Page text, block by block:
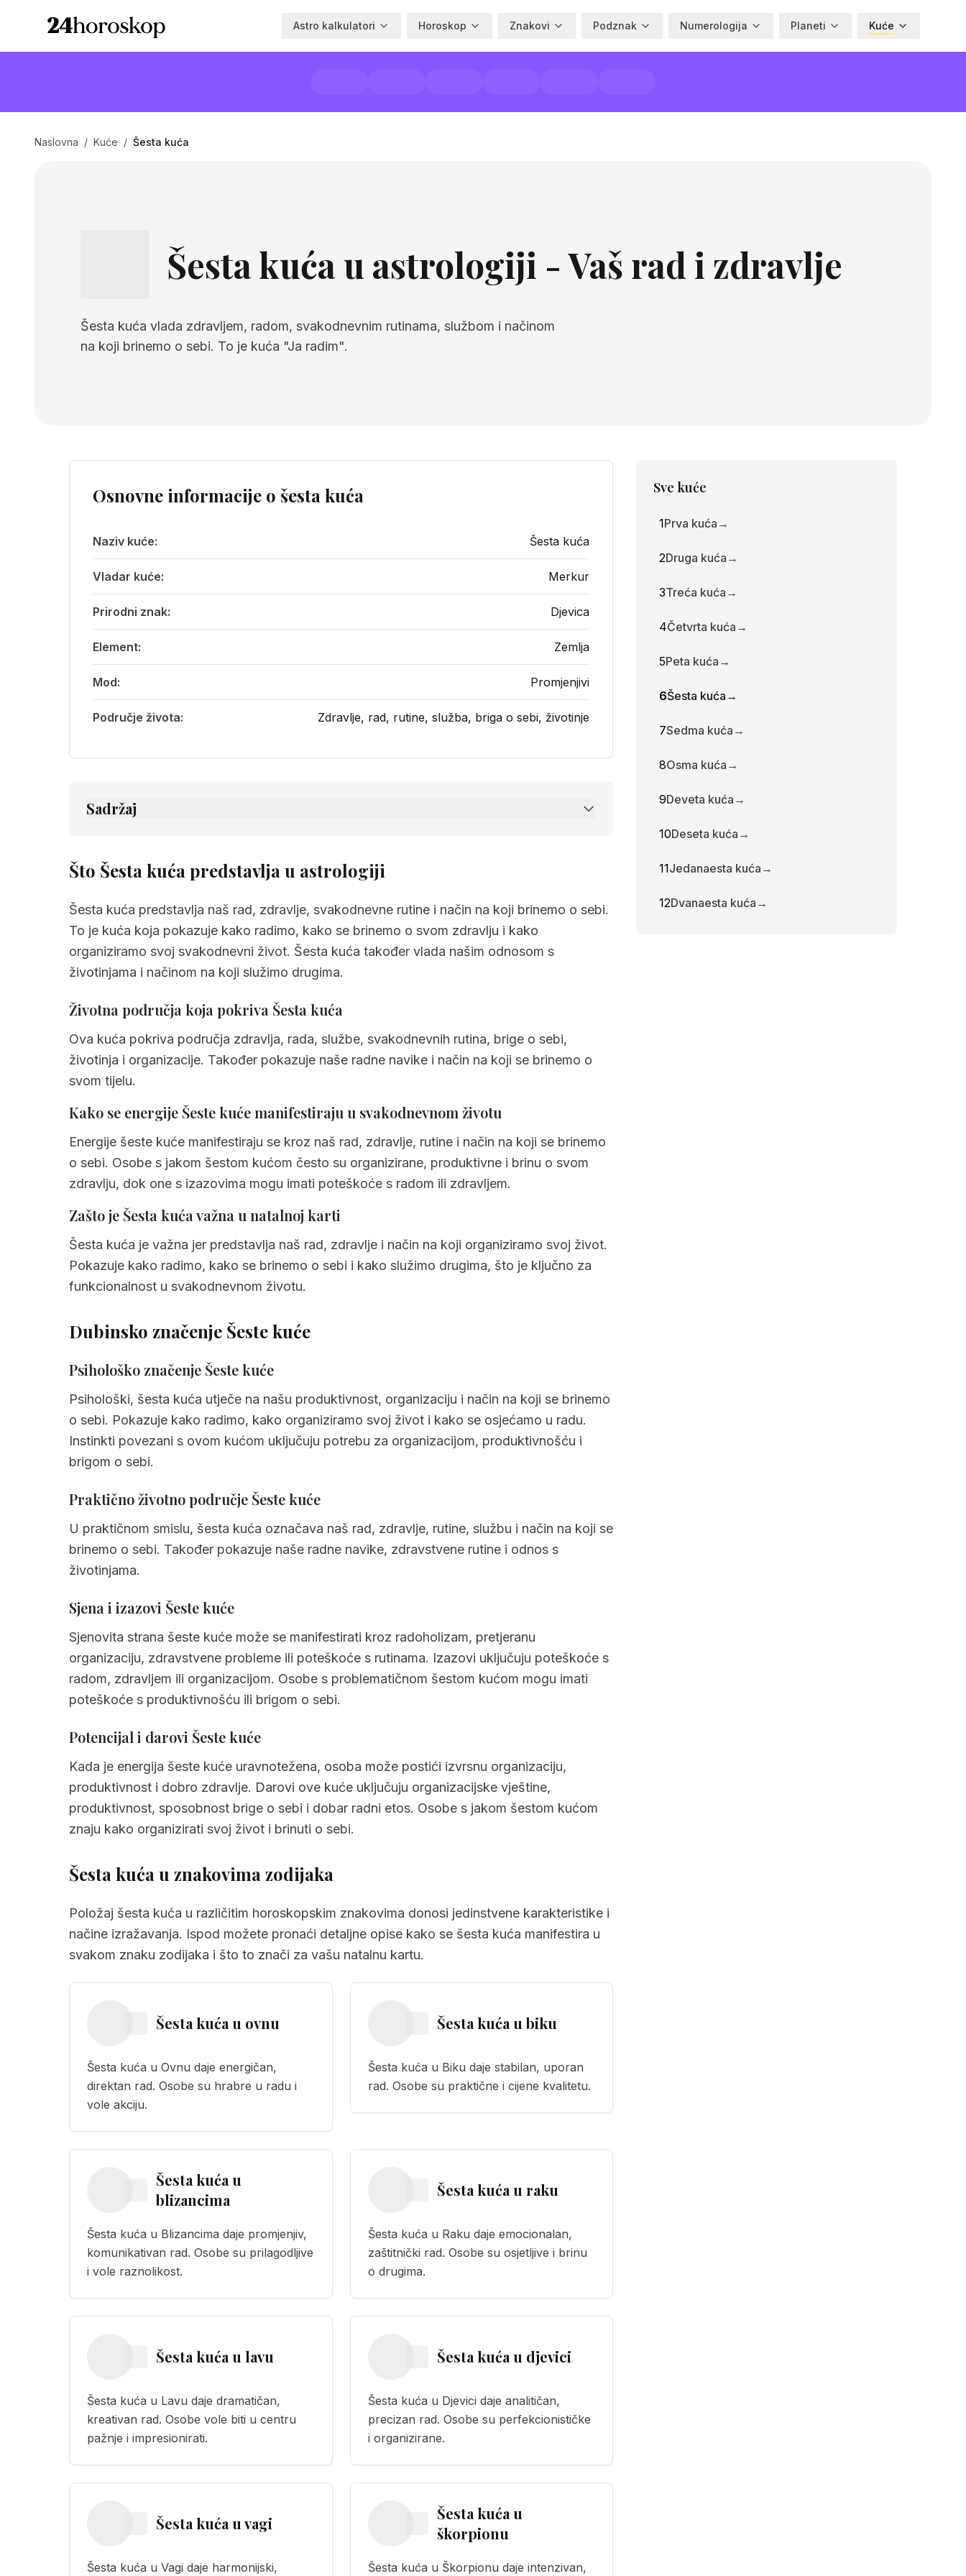
Astro kalkulatori Horoskop Znakovi Podznak Numerologija Planeti Kuće
Naslovna / Kuće / Šesta kuća
Šesta kuća u astrologiji - Vaš rad i zdravlje
Šesta kuća vlada zdravljem, radom, svakodnevnim rutinama, službom i načinom
na koji brinemo o sebi. To je kuća "Ja radim".
Osnovne informacije o šesta kuća
Naziv kuće: Šesta kuća
Vladar kuće: Merkur
Prirodni znak: Djevica
Element: Zemlja
Mod: Promjenjivi
Područje života: Zdravlje, rad, rutine, služba, briga o sebi, životinje
Sadržaj
1.3 Zašto je Šesta kuća važna u natalnoj karti
2. Dubinsko značenje Šeste kuće
2.1 Psihološko značenje Šeste kuće
Praktično životno područje Šeste kuće
2.3
Sjena i izazovi Šeste kuće
2.4 Potencijal i darovi Šeste kuće
3. Šesta kuća u znakovima zodijaka
3.1 Šesta kuća u ovnu
3.2 Šesta kuća u biku
Šesta kuća u blizancima
3.4
3.6 Šesta kuća u djevici
3.7 Šesta kuća u vagi
Šesta kuća u škorpionu
3.10 Šesta kuća u jarcu
3.11
Šesta kuća u vodenjaku
3.12
Šesta kuća u ribama
4. Brzi sažetak Šesta kuća
5. Često postavljana pitanja o šesta kuća
Što Šesta kuća predstavlja u astrologiji
Šesta kuća predstavlja naš rad, zdravlje, svakodnevne rutine i način na koji brinemo o sebi.
To je kuća koja pokazuje kako radimo, kako se brinemo o svom zdravlju i kako
organiziramo svoj svakodnevni život. Šesta kuća također vlada našim odnosom s
životinjama i načinom na koji služimo drugima.
Životna područja koja pokriva Šesta kuća
Ova kuća pokriva područja zdravlja, rada, službe, svakodnevnih rutina, brige o sebi,
životinja i organizacije. Također pokazuje naše radne navike i način na koji se brinemo o
svom tijelu.
Kako se energije Šeste kuće manifestiraju u svakodnevnom životu
Energije šeste kuće manifestiraju se kroz naš rad, zdravlje, rutine i način na koji se brinemo
o sebi. Osobe s jakom šestom kućom često su organizirane, produktivne i brinu o svom
zdravlju, dok one s izazovima mogu imati poteškoće s radom ili zdravljem.
Zašto je Šesta kuća važna u natalnoj karti
Šesta kuća je važna jer predstavlja naš rad, zdravlje i način na koji organiziramo svoj život.
Pokazuje kako radimo, kako se brinemo o sebi i kako služimo drugima, što je ključno za
funkcionalnost u svakodnevnom životu.
Dubinsko značenje Šeste kuće
Psihološko značenje Šeste kuće
Psihološki, šesta kuća utječe na našu produktivnost, organizaciju i način na koji se brinemo
o sebi. Pokazuje kako radimo, kako organiziramo svoj život i kako se osjećamo u radu.
Instinkti povezani s ovom kućom uključuju potrebu za organizacijom, produktivnošću i
brigom o sebi.
Praktično životno područje Šeste kuće
U praktičnom smislu, šesta kuća označava naš rad, zdravlje, rutine, službu i način na koji se
brinemo o sebi. Također pokazuje naše radne navike, zdravstvene rutine i odnos s
životinjama.
Sjena i izazovi Šeste kuće
Sjenovita strana šeste kuće može se manifestirati kroz radoholizam, pretjeranu
organizaciju, zdravstvene probleme ili poteškoće s rutinama. Izazovi uključuju poteškoće s
radom, zdravljem ili organizacijom. Osobe s problematičnom šestom kućom mogu imati
poteškoće s produktivnošću ili brigom o sebi.
Potencijal i darovi Šeste kuće
Kada je energija šeste kuće uravnotežena, osoba može postići izvrsnu organizaciju,
produktivnost i dobro zdravlje. Darovi ove kuće uključuju organizacijske vještine,
produktivnost, sposobnost brige o sebi i dobar radni etos. Osobe s jakom šestom kućom
znaju kako organizirati svoj život i brinuti o sebi.
Šesta kuća u znakovima zodijaka
Položaj šesta kuća u različitim horoskopskim znakovima donosi jedinstvene karakteristike i
načine izražavanja. Ispod možete pronaći detaljne opise kako se šesta kuća manifestira u
svakom znaku zodijaka i što to znači za vašu natalnu kartu.
Šesta kuća u ovnu
Šesta kuća u Ovnu daje energičan,
direktan rad. Osobe su hrabre u radu i
vole akciju.
Šesta kuća u biku
Šesta kuća u Biku daje stabilan, uporan
rad. Osobe su praktične i cijene kvalitetu.
Šesta kuća u
blizancima
Šesta kuća u Blizancima daje promjenjiv,
komunikativan rad. Osobe su prilagodljive
i vole raznolikost.
Šesta kuća u raku
Šesta kuća u Raku daje emocionalan,
zaštitnički rad. Osobe su osjetljive i brinu
o drugima.
Šesta kuća u lavu
Šesta kuća u Lavu daje dramatičan,
kreativan rad. Osobe vole biti u centru
pažnje i impresionirati.
Šesta kuća u djevici
Šesta kuća u Djevici daje analitičan,
precizan rad. Osobe su perfekcionističke
i organizirane.
Šesta kuća u vagi
Šesta kuća u Vagi daje harmonijski,
Šesta kuća u
škorpionu
Šesta kuća u Škorpionu daje intenzivan,
Sve kuće
1Prva kuća →
2Druga kuća →
3Treća kuća →
4Četvrta kuća →
5Peta kuća →
6Šesta kuća →
7Sedma kuća →
8Osma kuća →
9Deveta kuća →
10Deseta kuća →
11Jedanaesta kuća →
12Dvanaesta kuća →